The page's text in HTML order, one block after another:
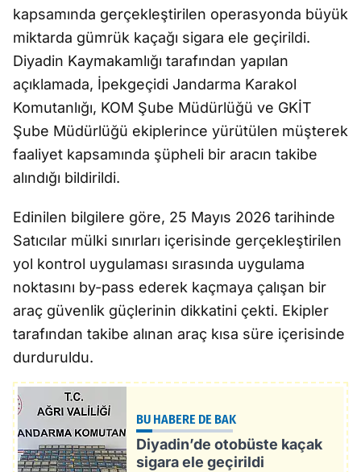
kapsamında gerçekleştirilen operasyonda büyük
miktarda gümrük kaçağı sigara ele geçirildi.
Diyadin Kaymakamlığı tarafından yapılan
açıklamada, İpekgeçidi Jandarma Karakol
Komutanlığı, KOM Şube Müdürlüğü ve GKİT
Şube Müdürlüğü ekiplerince yürütülen müşterek
faaliyet kapsamında şüpheli bir aracın takibe
alındığı bildirildi.
Edinilen bilgilere göre, 25 Mayıs 2026 tarihinde
Satıcılar mülki sınırları içerisinde gerçekleştirilen
yol kontrol uygulaması sırasında uygulama
noktasını by-pass ederek kaçmaya çalışan bir
araç güvenlik güçlerinin dikkatini çekti. Ekipler
tarafından takibe alınan araç kısa süre içerisinde
durduruldu.
BU HABERE DE BAK
Diyadin’de otobüste kaçak
sigara ele geçirildi